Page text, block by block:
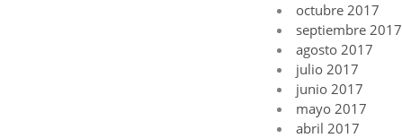
octubre 2017
septiembre 2017
agosto 2017
julio 2017
junio 2017
mayo 2017
abril 2017